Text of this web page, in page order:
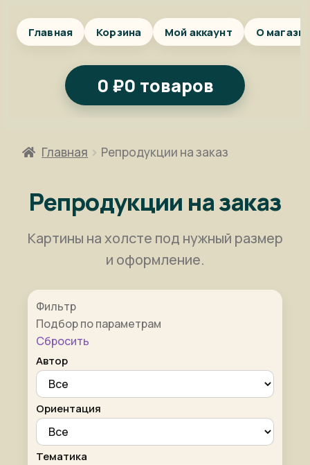
Главная Корзина Мой аккаунт О
0 ₽0 товаров
Главная Репродукции на заказ
Репродукции на заказ
Картины на холсте под нужный размер
и оформление.
Фильтр
Подбор по параметрам
Сбросить
Автор
Ориентация
Тематика